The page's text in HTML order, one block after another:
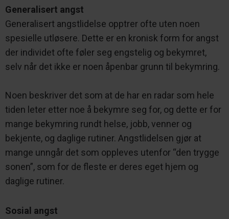
Generalisert angst
Generalisert angstlidelse opptrer ofte uten noen
spesielle utløsere. Dette er en kronisk form for angst
der individet ofte føler seg engstelig og bekymret,
selv når det ikke er noen åpenbar grunn til bekymring.
Noen beskriver det som at de har en radar som hele
tiden leter etter noe å bekymre seg for, og dette er for
mange bekymring rundt helse, jobb, venner og
bekjente, og daglige rutiner. Angstlidelsen gjør at
mange unngår det som oppleves utenfor “den trygge
sonen”, som for de fleste er deres eget hjem og
daglige rutiner.
Sosial angst